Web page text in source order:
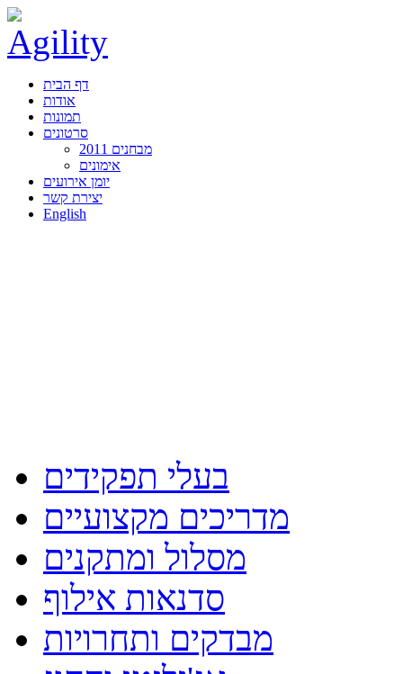
דף הבית
אודות
תמונות
סרטונים
מבחנים 2011
אימונים
יומן אירועים
יצירת קשר
English
בעלי תפקידים
מדריכים מקצועיים
מסלול ומתקנים
סדנאות אילוף
מבדקים ותחרויות